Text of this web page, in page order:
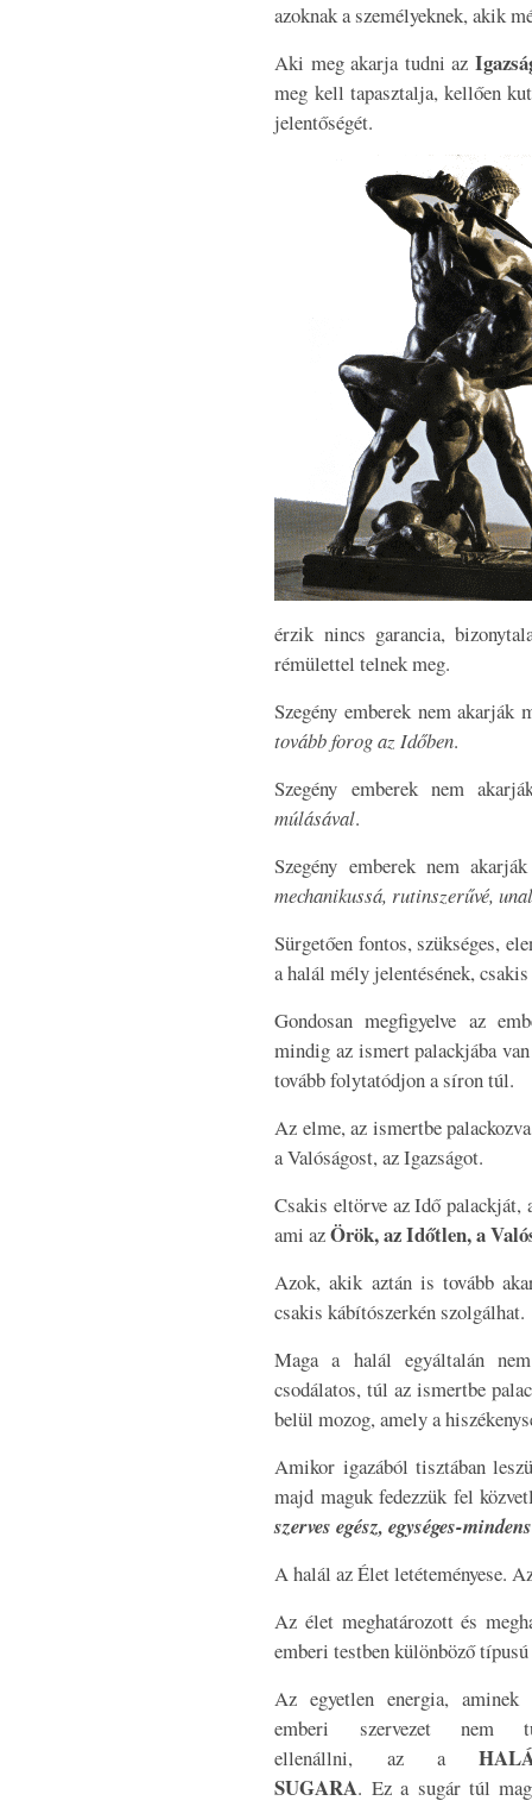
azoknak a személyeknek, akik
Aki meg akarja tudni az
meg kell tapasztalja, kellően
jelentőségét.
érzik nincs garancia,
rémülettel telnek meg.
Szegény emberek nem
tovább forog az Időben.
Szegény emberek nem
múlásával.
Szegény emberek nem
mechanikussá, rutinszerűvé,
Sürgetően fontos, szükséges,
a halál mély jelentésének,
Gondosan megfigyelve az
mindig az ismert palackjába
tovább folytatódjon a síron túl.
Az elme, az ismertbe
a Valóságost, az Igazságot.
Csakis eltörve az Idő palackját,
ami azÖrök, az Időtlen, a
Azok, akik aztán is tovább
csakis kábítószerkén szolgálhat.
Maga a halál egyáltalán
csodálatos, túl az ismertbe
belül mozog, amely a
Amikor igazából tisztában
majd maguk fedezzük fel
szerves egész, egységes-
A halál az Élet letéteményese.
Az élet meghatározott és
emberi testben különböző
Az egyetlen energia, aminek
emberi szervezet nem
ellenállni, az a
SUGARA. Ez a sugár túl